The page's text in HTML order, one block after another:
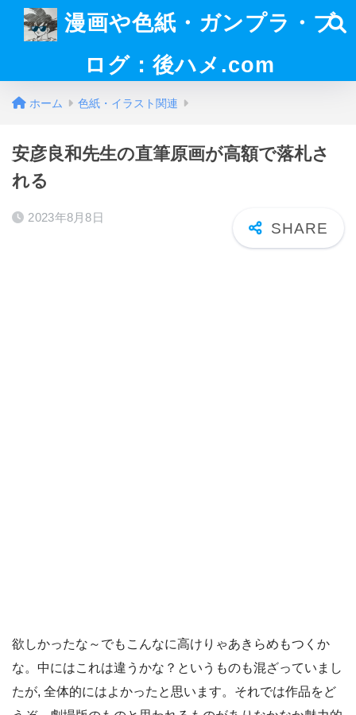
漫画や色紙・ガンプラ・ブ
ログ：後ハメ.com
ホーム 色紙・イラスト関連
安彦良和先生の直筆原画が高額で落札さ
れる
2023年8月8日
欲しかったな～でもこんなに高けりゃあきらめもつくか
な。中にはこれは違うかな？というものも混ざっていまし
たが, 全体的にはよかったと思います。それでは作品をど